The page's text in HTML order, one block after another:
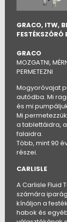
GRACO, ITW,
FESTÉKSZÓRÓ
GRACO
MOZGATNI,
PERMETEZNI
Mogyoróvajat
autódba. Mi
és mi
Mi
a tablettáidra,
falaidra.
Több, mint 90
részei.
CARLISLE
A Carlisle Fluid
számára
kínáljon a
habok és